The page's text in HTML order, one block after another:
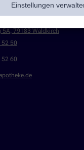
Einstellungen
im
5A,79183 Waldkirch
52 50
52 60